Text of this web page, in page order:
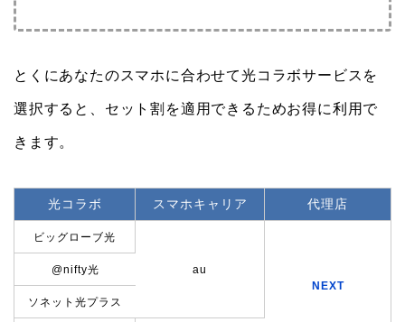
とくにあなたのスマホに合わせて光コラボサービスを
選択すると、セット割を適用できるためお得に利用で
きます。
光コラボ スマホキャリア 代理店
ビッグローブ光
au
NEXT
@nifty光
ソネット光プラス